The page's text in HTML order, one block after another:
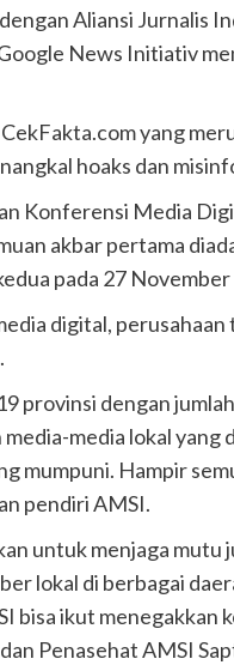
Aliansi Jurnalis
News Initiativ
yang
hoaks dan
Konferensi Media
akbar pertama
pada 27
digital,
provinsi dengan
media lokal
mumpuni. Hampir
pendiri AMSI.
untuk menjaga
lokal di berbagai
bisa ikut menegakkan
Penasehat AMSI